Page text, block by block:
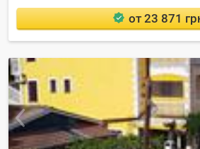
от 23 871